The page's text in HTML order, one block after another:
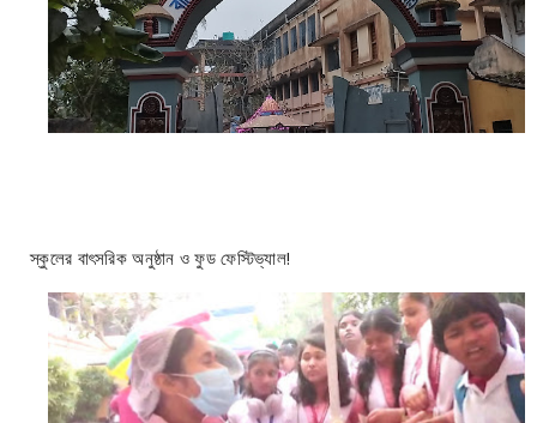
স্কুলের বাৎসরিক অনুষ্ঠান ও ফুড ফেস্টিভ্যাল!